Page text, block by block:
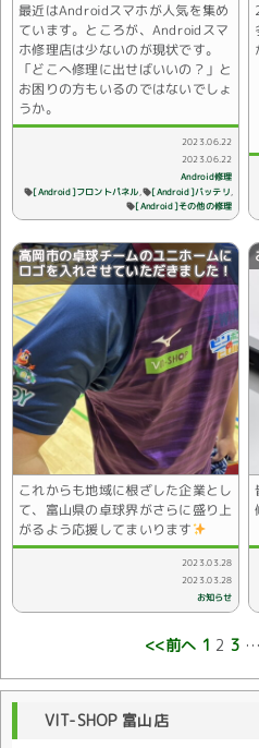
最近はAndroidスマホが人気を集め
ています。ところが、Androidスマ
ホ修理店は少ないのが現状です。
「どこへ修理に出せばいいの？」と
お困りの方もいるのではないでしょ
うか。
2023.06.22
2023.06.22
Android修理
[Android]フロントパネル [Android]バッテリ
[Android]その他の修理
高岡市の卓球チームのユニホームに
ロゴを入れさせていただきました！
これからも地域に根ざした企業とし
て、富山県の卓球界がさらに盛り上
がるよう応援してまいります
2023.03.28
2023.03.28
お知らせ
<<前へ 1 2 3 …
VIT-SHOP 富山店